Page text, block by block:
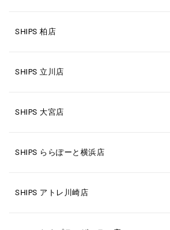
SHIPS 柏店
SHIPS 立川店
SHIPS 大宮店
SHIPS ららぽーと横浜店
SHIPS アトレ川崎店